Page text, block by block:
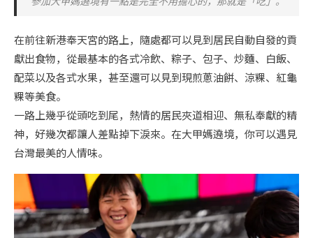
在前往新港奉天宮的路上，隨處都可以見到居民自動自發的貢
獻出食物，從最基本的各式冷飲、粽子、包子、炒麵、白飯、
配菜以及各式水果，甚至還可以見到現煎蔥油餅、涼粿、紅龜
粿等美食。
一路上幾乎從頭吃到尾，熱情的居民夾道相迎、無私奉獻的精
神，好幾次都讓人差點掉下淚來。在大甲媽遶境，你可以遇見
台灣最美的人情味。